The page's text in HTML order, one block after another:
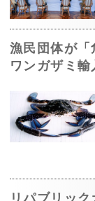
漁民団体が
ワンガザミ
リパブリッ